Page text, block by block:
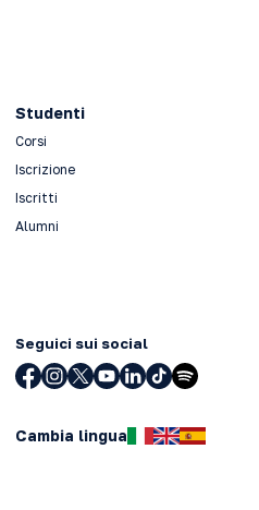
Studenti
Corsi
Iscrizione
Iscritti
Alumni
Seguici sui social
Cambia lingua